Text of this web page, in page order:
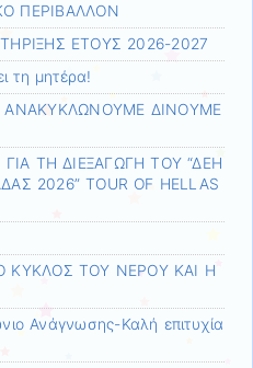
ΠΕΡΙΒΑΛΛΟΝ
ΕΤΟΥΣ 2026-2027
τη μητέρα!
ΑΝΑΚΥΚΛΩΝΟΥΜΕ ΔΙΝΟΥΜΕ
ΤΗ ΔΙΕΞΑΓΩΓΗ ΤΟΥ “ΔΕΗ
2026” TOUR OF HELLAS
ΚΥΚΛΟΣ ΤΟΥ ΝΕΡΟΥ ΚΑΙ Η
Ανάγνωσης-Καλή επιτυχία